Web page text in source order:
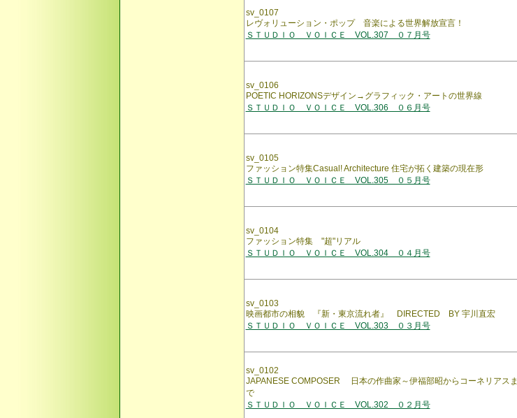
sv_0107
レヴォリューション・ポップ 音楽による世界解放宣言！
ＳＴＵＤＩＯ ＶＯＩＣＥ VOL.307 ０７月号
sv_0106
POETIC HORIZONSデザイン→グラフィック・アートの世界線
ＳＴＵＤＩＯ ＶＯＩＣＥ VOL.306 ０６月号
sv_0105
ファッション特集Casual! Architecture 住宅が拓く建築の現在形
ＳＴＵＤＩＯ ＶＯＩＣＥ VOL.305 ０５月号
sv_0104
ファッション特集 "超"リアル
ＳＴＵＤＩＯ ＶＯＩＣＥ VOL.304 ０４月号
sv_0103
映画都市の相貌 『新・東京流れ者』 DIRECTED BY 宇川直宏
ＳＴＵＤＩＯ ＶＯＩＣＥ VOL.303 ０３月号
sv_0102
JAPANESE COMPOSER 日本の作曲家～伊福部昭からコーネリアスま
で
ＳＴＵＤＩＯ ＶＯＩＣＥ VOL.302 ０２月号